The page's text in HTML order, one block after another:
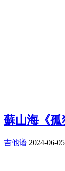
蘇山海《
吉他谱 2024-06-05